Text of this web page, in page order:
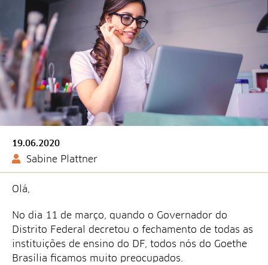
19.06.2020
Sabine Plattner
Olá,
No dia 11 de março, quando o Governador do
Distrito Federal decretou o fechamento de todas as
instituições de ensino do DF, todos nós do Goethe
Brasília ficamos muito preocupados.